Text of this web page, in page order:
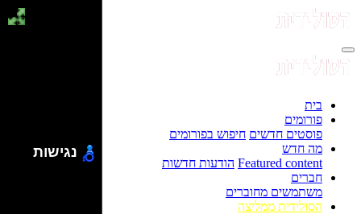
בית
פורומים
פוסטים חדשים חיפוש בפורומים
מה חדש
Featured content הודעות חדשות
חברים
משתמשים מחוברים
הסולידית ממליצה
נגישות